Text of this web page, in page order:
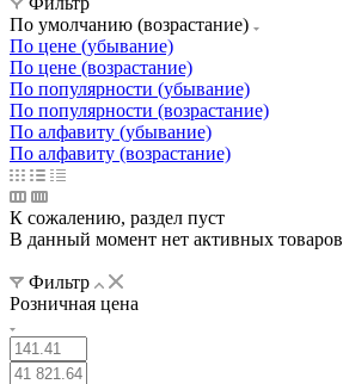
По умолчанию (возрастание)
По цене (убывание)
По цене (возрастание)
По популярности (убывание)
По популярности (возрастание)
По алфавиту (убывание)
По алфавиту (возрастание)
К сожалению, раздел пуст
В данный момент нет активных товаров
Фильтр
Розничная цена